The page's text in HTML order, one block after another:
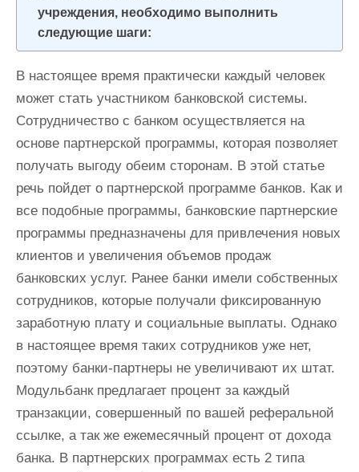
учреждения, необходимо выполнить
следующие шаги:
В настоящее время практически каждый человек
может стать участником банковской системы.
Сотрудничество с банком осуществляется на
основе партнерской программы, которая позволяет
получать выгоду обеим сторонам. В этой статье
речь пойдет о партнерской программе банков. Как и
все подобные программы, банковские партнерские
программы предназначены для привлечения новых
клиентов и увеличения объемов продаж
банковских услуг. Ранее банки имели собственных
сотрудников, которые получали фиксированную
заработную плату и социальные выплаты. Однако
в настоящее время таких сотрудников уже нет,
поэтому банки-партнеры не увеличивают их штат.
Модульбанк предлагает процент за каждый
транзакции, совершенный по вашей реферальной
ссылке, а так же ежемесячный процент от дохода
банка. В партнерских программах есть 2 типа